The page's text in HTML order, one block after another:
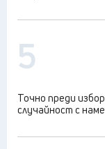
5
Точно преди
случайност с